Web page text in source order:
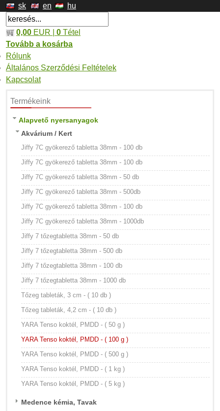
sk en hu
0,00 EUR | 0 Tétel
Tovább a kosárba
Rólunk
Általános Szerződési Feltételek
Kapcsolat
Termékeink
Alapvető nyersanyagok
Akvárium / Kert
Jiffy 7C gyökerező tabletta 38mm - 100 db
Jiffy 7C gyökerező tabletta 38mm - 100 db
Jiffy 7C gyökerező tabletta 38mm - 50 db
Jiffy 7C gyökerező tabletta 38mm - 500db
Jiffy 7C gyökerező tabletta 38mm - 100 db
Jiffy 7C gyökerező tabletta 38mm - 1000db
Jiffy 7 tőzegtabletta 38mm - 50 db
Jiffy 7 tőzegtabletta 38mm - 500 db
Jiffy 7 tőzegtabletta 38mm - 100 db
Jiffy 7 tőzegtabletta 38mm - 1000 db
Tőzeg tableták, 3 cm - ( 10 db )
Tőzeg tableták, 4,2 cm - ( 10 db )
YARA Tenso koktél, PMDD - ( 50 g )
YARA Tenso koktél, PMDD - ( 100 g )
YARA Tenso koktél, PMDD - ( 500 g )
YARA Tenso koktél, PMDD - ( 1 kg )
YARA Tenso koktél, PMDD - ( 5 kg )
Medence kémia, Tavak